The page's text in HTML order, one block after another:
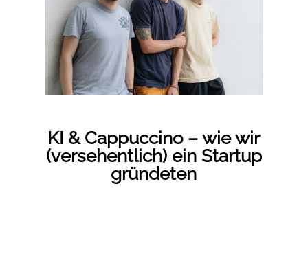
KI & Cappuccino – wie wir
(versehentlich) ein Startup
gründeten